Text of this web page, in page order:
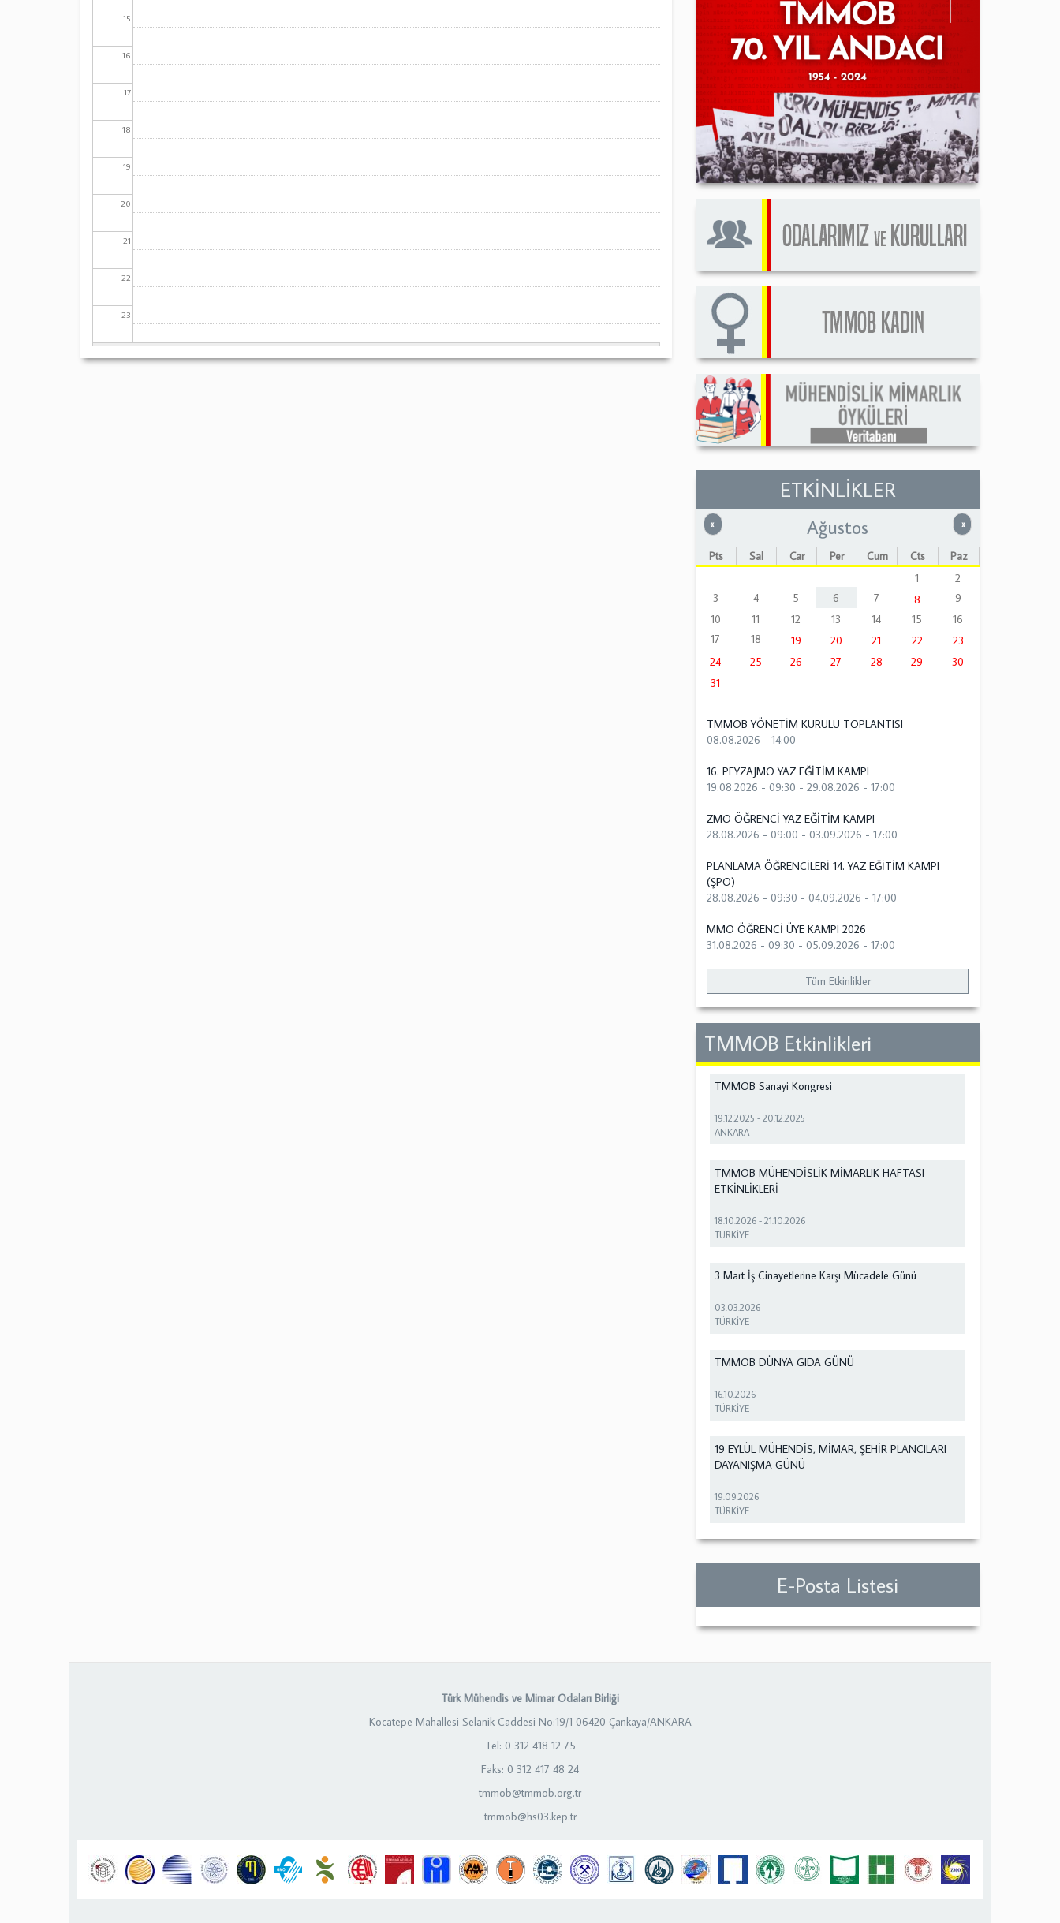
15
16
17
18
19
20
21
22
23
ETKİNLİKLER
« Önceki »Sonraki
Ağustos
Pts Sal Çar Per Cum Cts
Paz
1
2
3
4 5 6 7 8
9
10
11 12 13 14 15
16
17
18 19 20 21 22
23
24
25 26 27 28 29
30
31
TMMOB YÖNETİM KURULU TOPLANTISI
08.08.2026 - 14:00
16. PEYZAJMO YAZ EĞİTİM KAMPI
19.08.2026 - 09:30 -29.08.2026 - 17:00
ZMO ÖĞRENCİ YAZ EĞİTİM KAMPI
28.08.2026 - 09:00 -03.09.2026 - 17:00
PLANLAMA ÖĞRENCİLERİ 14. YAZ EĞİTİM KAMPI
(ŞPO)
28.08.2026 - 09:30 -04.09.2026 - 17:00
MMO ÖĞRENCİ ÜYE KAMPI 2026
31.08.2026 - 09:30 -05.09.2026 - 17:00
Tüm Etkinlikler
TMMOB Etkinlikleri
TMMOB Sanayi Kongresi
19.12.2025 -20.12.2025
ANKARA
TMMOB MÜHENDİSLİK MİMARLIK HAFTASI
ETKİNLİKLERİ
18.10.2026 -21.10.2026
TÜRKİYE
3 Mart İş Cinayetlerine Karşı Mücadele Günü
03.03.2026
TÜRKİYE
TMMOB DÜNYA GIDA GÜNÜ
16.10.2026
TÜRKİYE
19 EYLÜL MÜHENDİS, MİMAR, ŞEHİR PLANCILARI
DAYANIŞMA GÜNÜ
19.09.2026
TÜRKİYE
E-Posta Listesi
Türk Mühendis ve Mimar Odaları Birliği
Kocatepe Mahallesi Selanik Caddesi No:19/1 06420 Çankaya/ANKARA
Tel: 0 312 418 12 75
Faks: 0 312 417 48 24
tmmob@tmmob.org.tr
tmmob@hs03.kep.tr